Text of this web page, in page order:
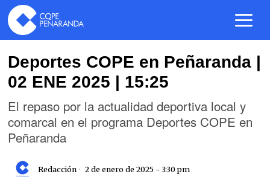
Deportes COPE en Peñaranda |
02 ENE 2025 | 15:25
El repaso por la actualidad deportiva local y
comarcal en el programa Deportes COPE en
Peñaranda
Redacción 2 de enero de 2025 - 3:30 pm